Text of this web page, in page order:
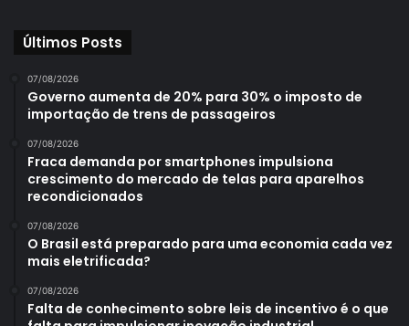
Últimos Posts
07/08/2026
Governo aumenta de 20% para 30% o imposto de
importação de trens de passageiros
07/08/2026
Fraca demanda por smartphones impulsiona
crescimento do mercado de telas para aparelhos
recondicionados
07/08/2026
O Brasil está preparado para uma economia cada vez
mais eletrificada?
07/08/2026
Falta de conhecimento sobre leis de incentivo é o que